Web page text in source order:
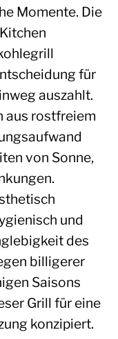
Momente. Die
für
auszahlt.
aus rostfreiem
von Sonne,
und
des
billigerer
Saisons
Grill für eine
konzipiert.